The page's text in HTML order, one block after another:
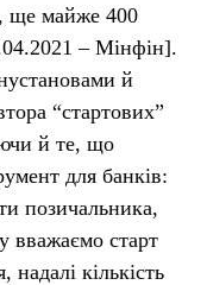
ще майже 400
– Мінфін].
й
“стартових”
й те, що
для банків:
позичальника,
вважаємо старт
кількість